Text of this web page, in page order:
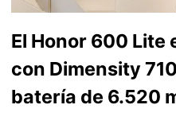
El Honor 600 Lite
con Dimensity
batería de 6.520